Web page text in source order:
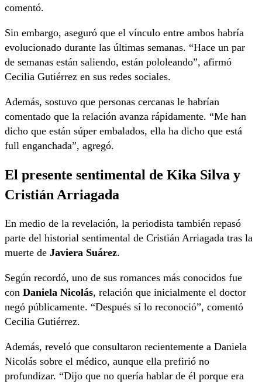
comentó.
Sin embargo, aseguró que el vínculo entre ambos habría
evolucionado durante las últimas semanas. “Hace un par
de semanas están saliendo, están pololeando”, afirmó
Cecilia Gutiérrez en sus redes sociales.
Además, sostuvo que personas cercanas le habrían
comentado que la relación avanza rápidamente. “Me han
dicho que están súper embalados, ella ha dicho que está
full enganchada”, agregó.
El presente sentimental de Kika Silva y
Cristián Arriagada
En medio de la revelación, la periodista también repasó
parte del historial sentimental de Cristián Arriagada tras la
muerte de Javiera Suárez.
Según recordó, uno de sus romances más conocidos fue
con Daniela Nicolás, relación que inicialmente el doctor
negó públicamente. “Después sí lo reconoció”, comentó
Cecilia Gutiérrez.
Además, reveló que consultaron recientemente a Daniela
Nicolás sobre el médico, aunque ella prefirió no
profundizar. “Dijo que no quería hablar de él porque era